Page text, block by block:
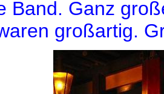
Band. Ganz
großartig.